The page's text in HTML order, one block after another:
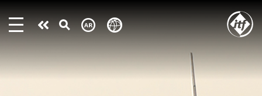
main
Take
action